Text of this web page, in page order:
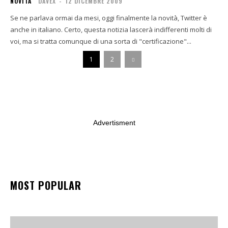
Se ne parlava ormai da mesi, oggi finalmente la novità, Twitter è
anche in italiano. Certo, questa notizia lascerà indifferenti molti di
voi, ma si tratta comunque di una sorta di "certificazione"...
1 2
Advertisment
MOST POPULAR